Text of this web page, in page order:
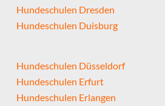
Hundeschulen Dresden
Hundeschulen Duisburg
Hundeschulen Düsseldorf
Hundeschulen Erfurt
Hundeschulen Erlangen